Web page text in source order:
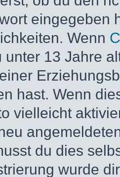
eingegeben
Wenn
unter 13 Jahre
hast. Wenn
vielleicht
du dies
wurde